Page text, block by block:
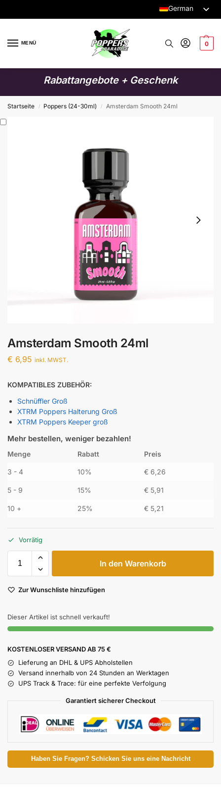
German
English
Swedish
MENÜ 0
Rabattangebote + Geschenk
Startseite / Poppers (24-30ml) / Amsterdam Smooth 24ml
Amsterdam Smooth 24ml
€ 6,95 inkl. MWST.
KOMPATIBLES ZUBEHÖR:
Schnüffler Groß
XTRM Poppers Halterung Groß
XTRM Poppers Keeper groß
Mehr bestellen, weniger bezahlen!
Menge Rabatt Preis
3 - 4 10% € 6,26
5 - 9 15% € 5,91
10 + 25% € 5,21
Vorrätig
In den Warenkorb
Zur Wunschliste hinzufügen
Dieser Artikel ist schnell verkauft!
KOSTENLOSER VERSAND AB 75 €
Lieferung an DHL & UPS Abholstellen
Versand innerhalb von 24 Stunden an Werktagen
UPS Track & Trace: für eine perfekte Verfolgung
Garantiert sicherer Checkout
Haben Sie Fragen? Schicken Sie uns eine Nachricht